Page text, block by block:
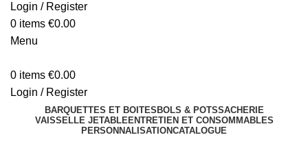
Login / Register
0 items €0.00
Menu
0 items €0.00
Login / Register
BARQUETTES ET BOITES BOLS & POTSSACHERIE
VAISSELLE JETABLEENTRETIEN ET CONSOMMABLES
PERSONNALISATIONCATALOGUE